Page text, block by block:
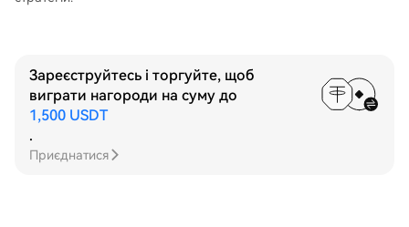
Зареєструйтесь і торгуйте, щоб
виграти нагороди на суму до
1,500 USDT
.
Приєднатися